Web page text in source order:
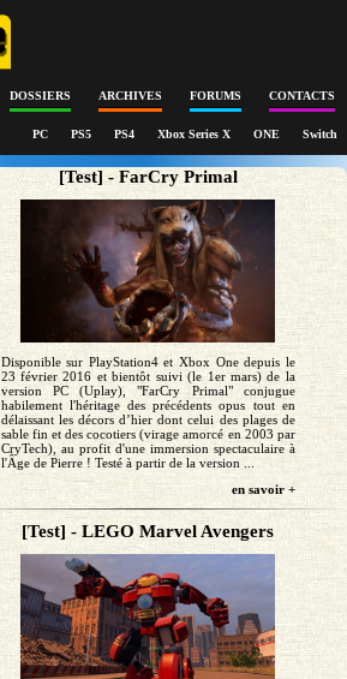
DOSSIERS ARCHIVES FORUMS CONTACTS
PC PS5 PS4 Xbox Series X ONE Switch
[Test] - FarCry Primal
Disponible sur PlayStation4 et Xbox One depuis le
23 février 2016 et bientôt suivi (le 1er mars) de la
version PC (Uplay), "FarCry Primal" conjugue
habilement l'héritage des précédents opus tout en
délaissant les décors d’hier dont celui des plages de
sable fin et des cocotiers (virage amorcé en 2003 par
CryTech), au profit d'une immersion spectaculaire à
l'Ȃge de Pierre ! Testé à partir de la version ...
en savoir +
[Test] - LEGO Marvel Avengers